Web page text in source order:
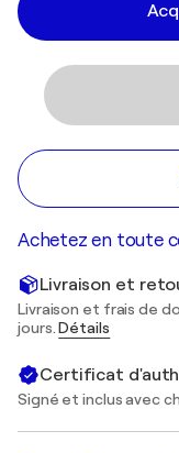
Achetez en toute
Livraison et
Livraison et frais de
jours.Détails
Certificat
Signé et inclus avec